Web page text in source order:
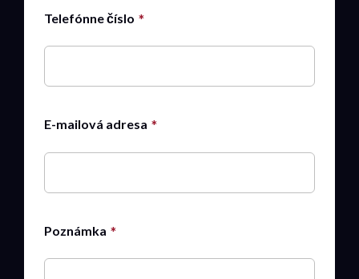
Telefónne číslo
E-mailová adresa
Poznámka